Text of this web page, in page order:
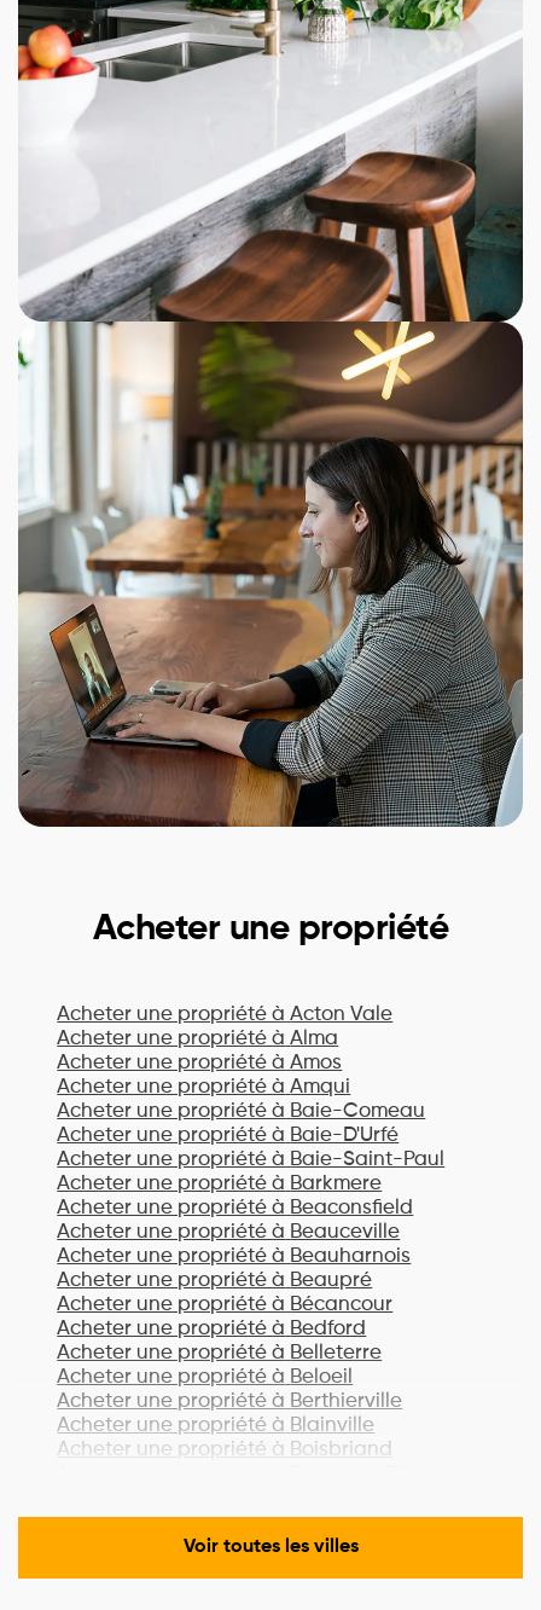
Acheter une propriété
Acheter une propriété à Acton Vale
Acheter une propriété à Alma
Acheter une propriété à Amos
Acheter une propriété à Amqui
Acheter une propriété à Baie-Comeau
Acheter une propriété à Baie-D'Urfé
Acheter une propriété à Baie-Saint-Paul
Acheter une propriété à Barkmere
Acheter une propriété à Beaconsfield
Acheter une propriété à Beauceville
Acheter une propriété à Beauharnois
Acheter une propriété à Beaupré
Acheter une propriété à Bécancour
Acheter une propriété à Bedford
Acheter une propriété à Belleterre
Acheter une propriété à Beloeil
Acheter une propriété à Berthierville
Acheter une propriété à Blainville
Acheter une propriété à Boisbriand
Acheter une propriété à Boucherville
Acheter une propriété à Lac-Brome
Voir toutes les villes